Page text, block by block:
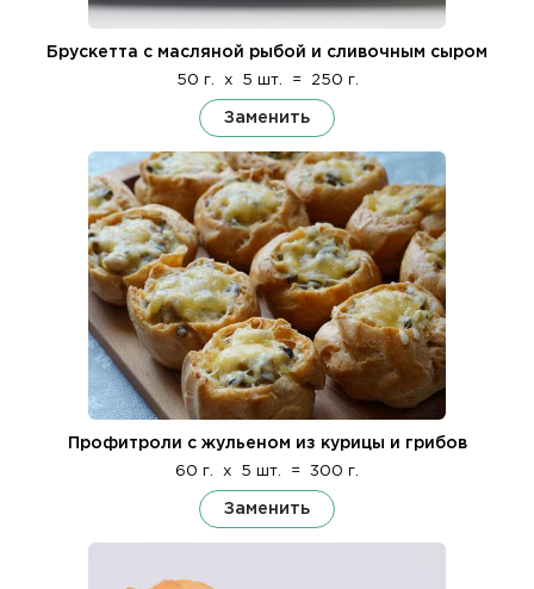
Брускетта с масляной рыбой и сливочным сыром
50 г. x 5 шт. = 250 г.
Заменить
Профитроли с жульеном из курицы и грибов
60 г. x 5 шт. = 300 г.
Заменить